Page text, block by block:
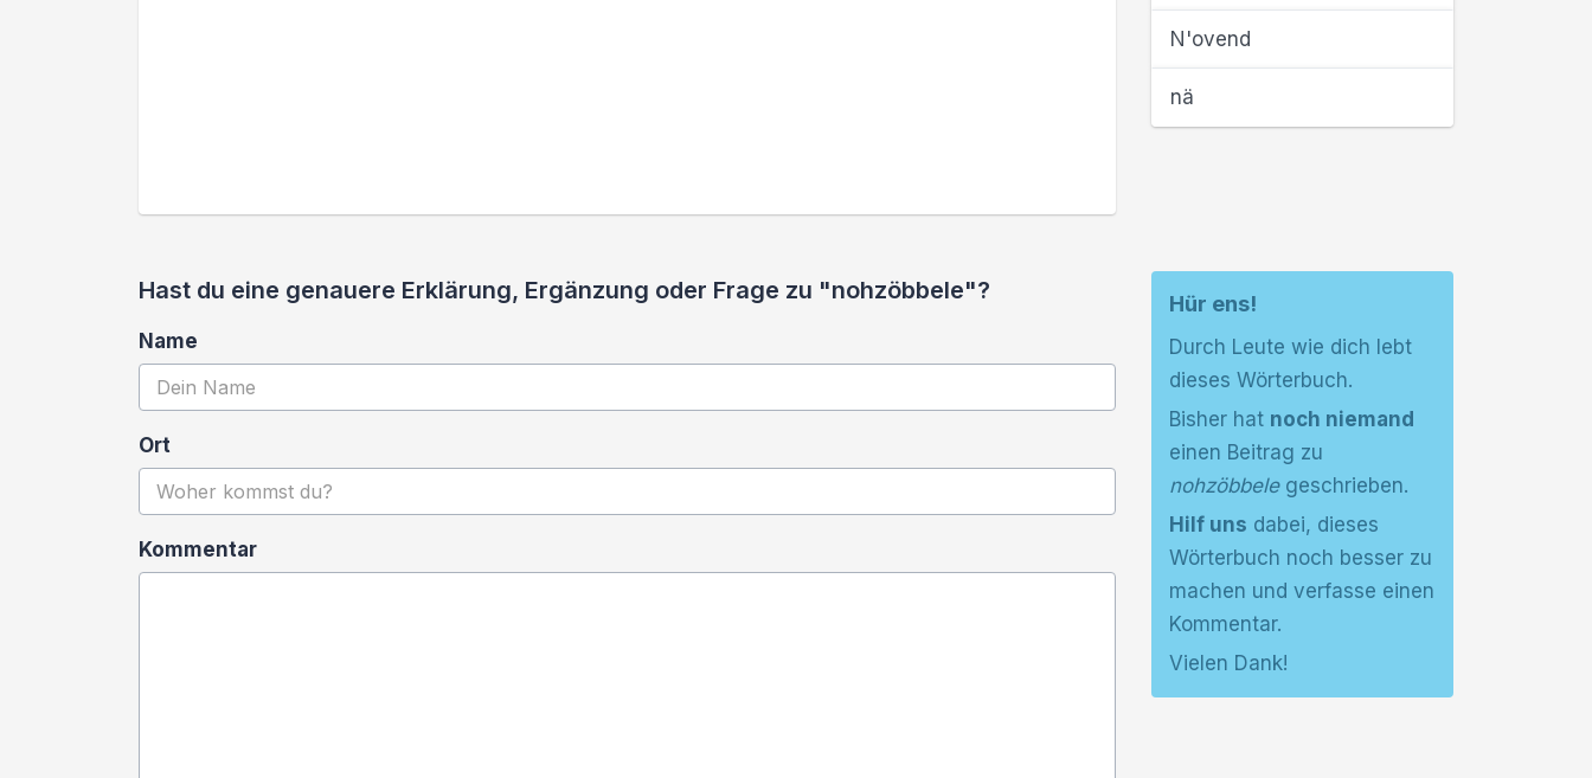
N'ovend
nä
Hast du eine genauere Erklärung, Ergänzung oder Frage zu "nohzöbbele"?
Name
Ort
Kommentar
Hür ens!
Durch Leute wie dich lebt
dieses Wörterbuch.
Bisher hat noch niemand
einen Beitrag zu
nohzöbbelegeschrieben.
Hilf uns dabei, dieses
Wörterbuch noch besser zu
machen und verfasse einen
Kommentar.
Vielen Dank!